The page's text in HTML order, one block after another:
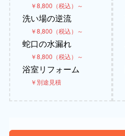
￥8,800（税込）～
洗い場の逆流
￥8,800（税込）～
蛇口の水漏れ
￥8,800（税込）～
浴室リフォーム
￥別途見積